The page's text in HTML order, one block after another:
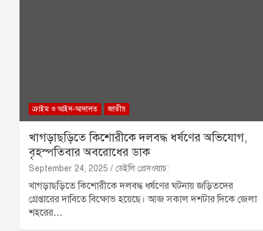
ক্রাইম ও আইন-আদালত জাতীয়
খাগড়াছড়িতে কিশোরীকে দলবদ্ধ ধর্ষণের অভিযোগ,
বৃহস্পতিবার অবরোধের ডাক
September 24, 2025 ডেইলি প্রেসওয়াচ:
খাগড়াছড়িতে কিশোরীকে দলবদ্ধ ধর্ষণের ঘটনায় জড়িতদের
গ্রেপ্তারের দাবিতে বিক্ষোভ হয়েছে। আজ সকাল দশটার দিকে জেলা
শহরের…